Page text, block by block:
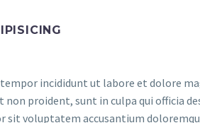
incididunt ut labore et dolore
proident, sunt in culpa qui officia
sit voluptatem accusantium